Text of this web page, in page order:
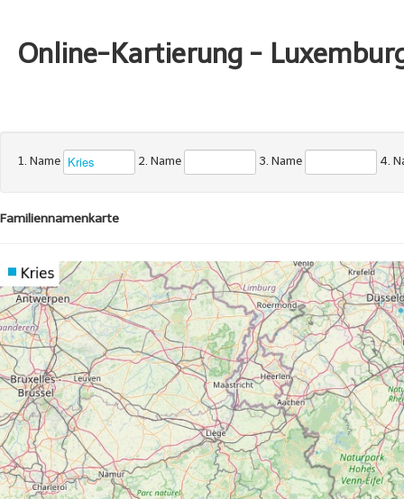
Online-Kartierung -
1. Name 2. Name 3. Name 4.
Familiennamenkarte